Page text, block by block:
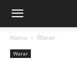
Home Warar
Warar